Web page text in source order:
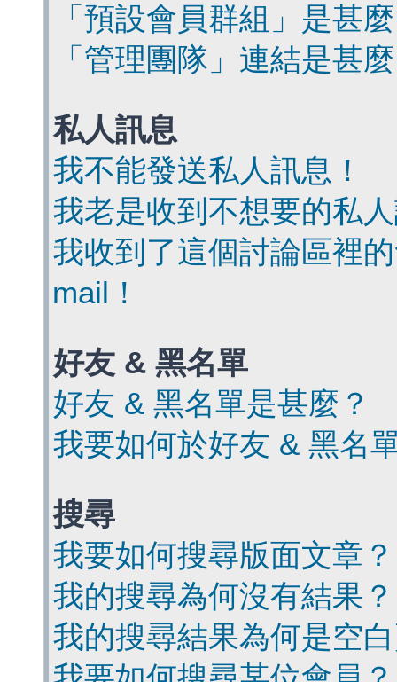
「預設會員群組」是甚
「管理團隊」連結是甚
私人訊息
我不能發送私人訊息！
我老是收到不想要的私
我收到了這個討論區裡
mail！
好友 & 黑名單
好友 & 黑名單是甚麼？
我要如何於好友 & 黑名
搜尋
我要如何搜尋版面文章？
我的搜尋為何沒有結果？
我的搜尋結果為何是空